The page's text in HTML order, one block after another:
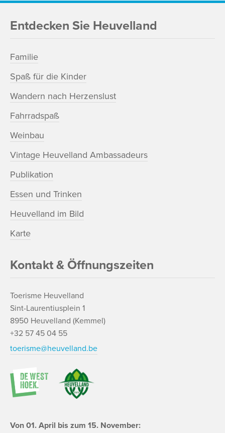
Entdecken Sie Heuvelland
Familie
Spaß für die Kinder
Wandern nach Herzenslust
Fahrradspaß
Weinbau
Vintage Heuvelland Ambassadeurs
Publikation
Essen und Trinken
Heuvelland im Bild
Karte
Kontakt & Öffnungszeiten
Toerisme Heuvelland
Sint-Laurentiusplein 1
8950 Heuvelland (Kemmel)
+32 57 45 04 55
toerisme@heuvelland.be
Von 01. April bis zum 15. November: